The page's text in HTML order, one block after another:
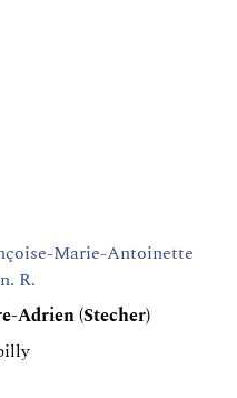
Marie-Antoinette
R.
Adrien (Stecher)